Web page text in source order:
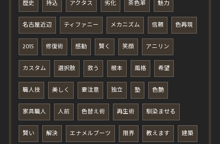
歴史 持込 アクタス 劣化 茶色革 魅力
名古屋近辺 ティファニー メカニズム 信頼 色再現
2015 修復術 感動 賢く 笑顔 アニリン
カスタム 選択肢 救う 根本 風格 希望
職人技 美しく 要注意 独立 塾 色艶
家具職人 人前 色替え術 再生術 馴染ませる
賢い 解決 エナメルブーツ 限界 教えます 建築